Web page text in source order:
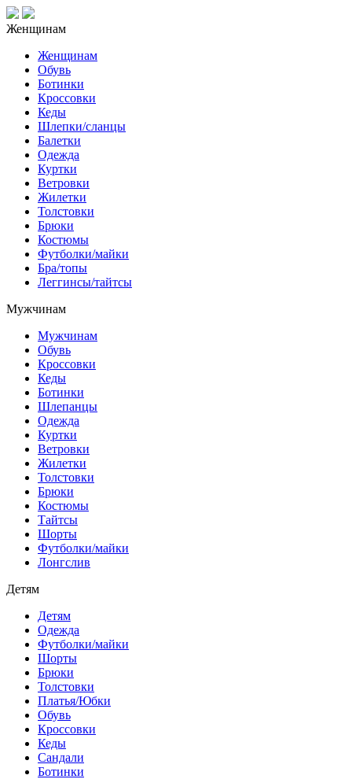
Женщинам
Женщинам
Обувь
Ботинки
Кроссовки
Кеды
Шлепки/сланцы
Балетки
Одежда
Куртки
Ветровки
Жилетки
Толстовки
Брюки
Костюмы
Футболки/майки
Бра/топы
Леггинсы/тайтсы
Мужчинам
Мужчинам
Обувь
Кроссовки
Кеды
Ботинки
Шлепанцы
Одежда
Куртки
Ветровки
Жилетки
Толстовки
Брюки
Костюмы
Тайтсы
Шорты
Футболки/майки
Лонгслив
Детям
Детям
Одежда
Футболки/майки
Шорты
Брюки
Толстовки
Платья/Юбки
Обувь
Кроссовки
Кеды
Сандали
Ботинки